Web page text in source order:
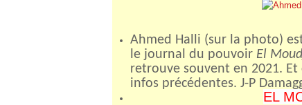
Ahmed Halli (sur la photo)
le journal du pouvoir El
retrouve souvent en 2021.
infos précédentes. J-P
EL